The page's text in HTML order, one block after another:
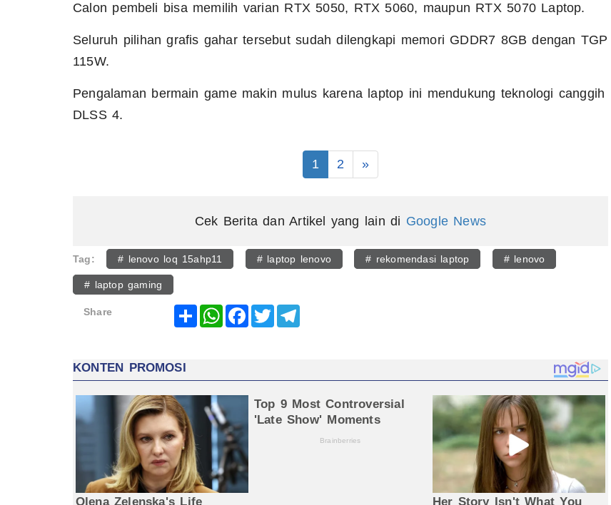
Calon pembeli bisa memilih varian RTX 5050, RTX 5060, maupun RTX 5070 Laptop.
Seluruh pilihan grafis gahar tersebut sudah dilengkapi memori GDDR7 8GB dengan TGP
115W.
Pengalaman bermain game makin mulus karena laptop ini mendukung teknologi canggih
DLSS 4.
1 2 »
Cek Berita dan Artikel yang lain di Google News
Tag: # lenovo loq 15ahp11 # laptop lenovo # rekomendasi laptop # lenovo
# laptop gaming
Share Share WhatsAppFacebook
Twitter